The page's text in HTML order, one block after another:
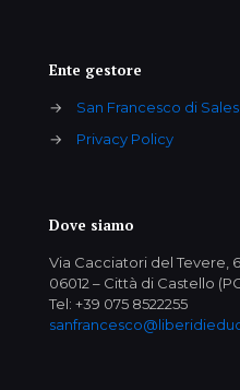
Ente gestore
→
San Francesco di Sales
→
Privacy Policy
Dove siamo
Via Cacciatori del Tevere, 6
06012 – Città di Castello
Tel: +39 075 8522255